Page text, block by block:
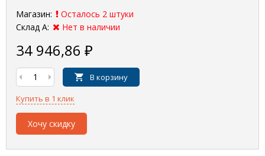
Магазин:
Осталось 2 штуки
Склад А:
Нет в наличии
34 946,86 ₽
В корзину
Купить в 1 клик
Хочу скидку